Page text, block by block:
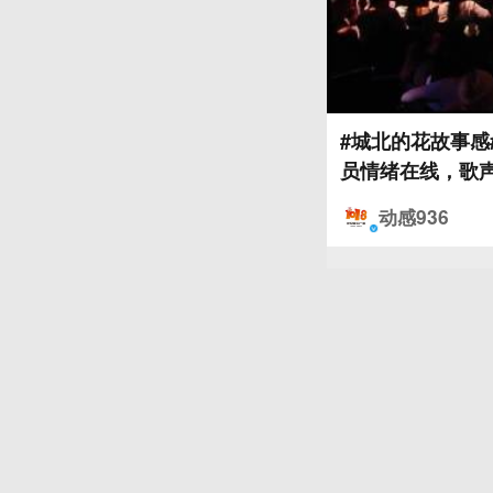
#城北的花故事
员情绪在线，歌
动感936